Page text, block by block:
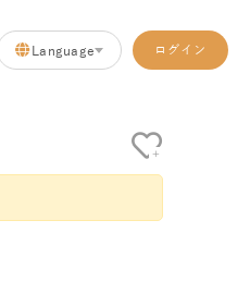
Language ログイン
+